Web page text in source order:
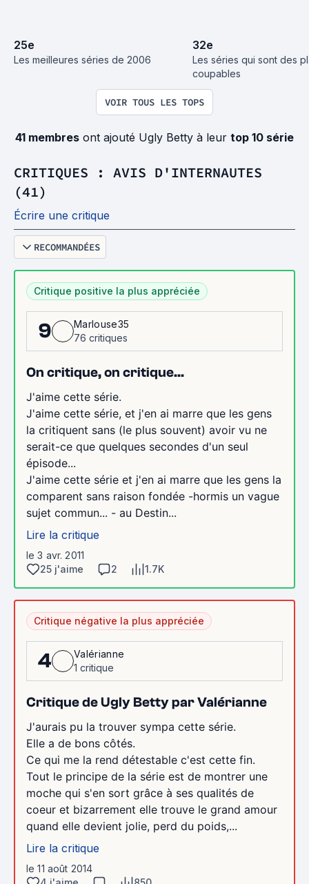
25e
Les meilleures séries de 2006
32e
Les séries qui sont des
coupables
VOIR TOUS LES TOPS
41 membres ont ajouté Ugly Betty à leur top 10 série
CRITIQUES : AVIS D'INTERNAUTES
(41)
Écrire une critique
RECOMMANDÉES
Critique positive la plus appréciée
9
Marlouse35
76 critiques
On critique, on critique...
J'aime cette série.
J'aime cette série, et j'en ai marre que les gens
la critiquent sans (le plus souvent) avoir vu ne
serait-ce que quelques secondes d'un seul
épisode...
J'aime cette série et j'en ai marre que les gens la
comparent sans raison fondée -hormis un vague
sujet commun... - au Destin...
Lire la critique
le 3 avr. 2011
25 j'aime
2 1.7K
Critique négative la plus appréciée
4
Valérianne
1 critique
Critique de Ugly Betty par Valérianne
J'aurais pu la trouver sympa cette série.
Elle a de bons côtés.
Ce qui me la rend détestable c'est cette fin.
Tout le principe de la série est de montrer une
moche qui s'en sort grâce à ses qualités de
coeur et bizarrement elle trouve le grand amour
quand elle devient jolie, perd du poids,...
Lire la critique
le 11 août 2014